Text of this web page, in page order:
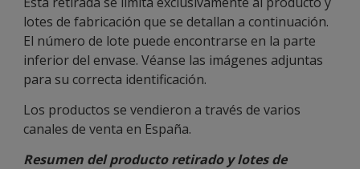
lotes de fabricación que se detallan a continuación.
El número de lote puede encontrarse en la parte
inferior del envase. Véanse las imágenes adjuntas
para su correcta identificación.
Los productos se vendieron a través de varios
canales de venta en España.
Resumen del producto retirado y lotes de